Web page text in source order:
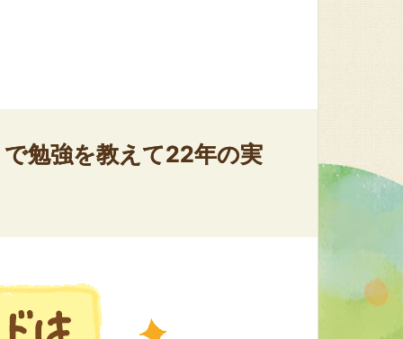
勉強を教えて22年の実